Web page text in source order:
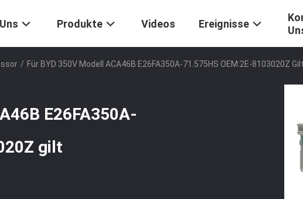
Produkte Videos Ereignisse
/ Für BYD 350V Modell ACA46B E26FA350A-71.575HS OEM:2E-8103020Z Gilt
E26FA350A-
gilt